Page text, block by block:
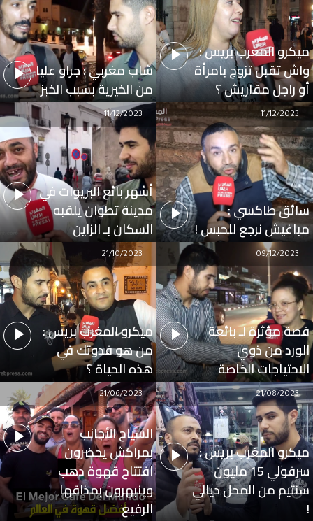
ميكرو المغرب بريس :
واش تقبل تزوج بامرأة
أو راجل مقاريش ؟
شاب مغربي : جراو عليا
من الخيرية بسبب الخبز
سائق طاكسي :
مباغيش نرجع للحبس !
11/12/2023
أشهر بائع البريوات في
مدينة تطوان يلقبه
السكان بـ الزاين
11/12/2023
قصة مؤثرة لـ بائعة
الورد من ذوي
الاحتياجات الخاصة
09/12/2023
ميكرو المغرب بريس :
من هو قدوتك في
هذه الحياة ؟
21/10/2023
ميكرو المغرب بريس :
سرقولي 15 مليون
سنتيم من المحل ديالي
!
21/08/2023
السياح الأجانب
بمراكش يحضرون
افتتاح قهوة دهب
وينبهرون بمذاقها
الرفيع
21/06/2023